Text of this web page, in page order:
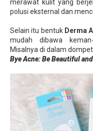
merawat kulit yang
polusi eksternal dan
Selain itu bentuk Derma
mudah dibawa
Misalnya di dalam
Bye Acne: Be Beautiful